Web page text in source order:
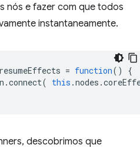
nós e fazer com que todos
instantaneamente.
resumeEffects = function()
{
.connect( this .nodes .
descobrimos que